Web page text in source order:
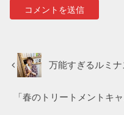
万能すぎるルミナ
「春のトリートメントキ